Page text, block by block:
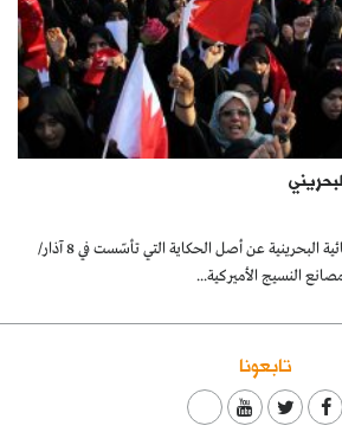
لم تحد مطالبات الحركة النسائية البحرينية عن أصل الحكاية التي تأسّست في 8 آذار/
تابعونا